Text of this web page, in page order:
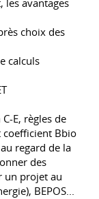
les avantages
choix des
calculs
E, règles de
coefficient Bbio
regard de la
des
un projet au
BEPOS...